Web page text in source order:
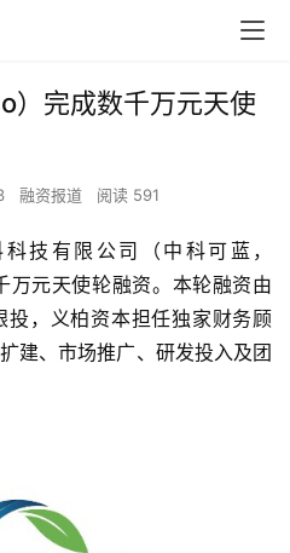
）完成数千万元天使
融资报道 阅读 591
技有限公司（中科可蓝，
万元天使轮融资。本轮融资由
，义柏资本担任独家财务顾
建、市场推广、研发投入及团